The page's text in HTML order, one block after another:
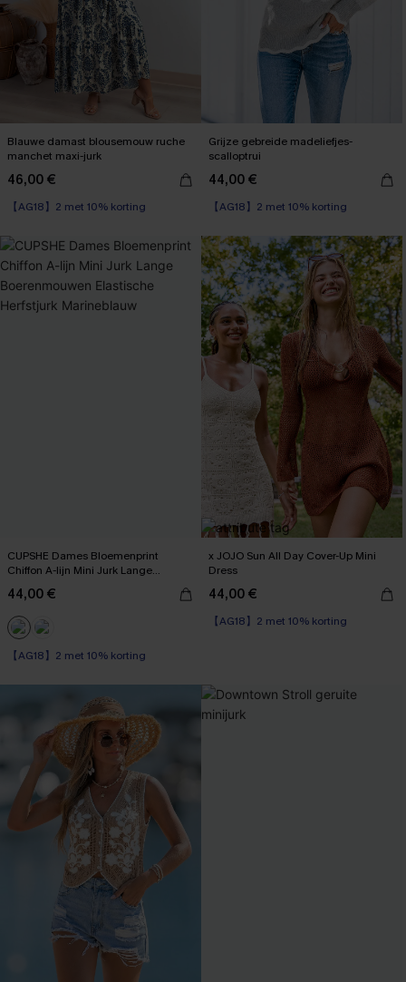
Blauwe damast blousemouw ruche
manchet maxi-jurk
46,00 €
【AG18】2 met 10% korting
High Waist
Grijze gebreide madeliefjes-
scalloptrui
44,00 €
【AG18】2 met 10% korting
CUPSHE Dames Bloemenprint
Chiffon A-lijn Mini Jurk Lange
Boerenmouwen Elastische Herfstjurk
Marineblauw
44,00 €
【AG18】2 met 10% korting
High Waist
x JOJO Sun All Day Cover-Up Mini
Dress
44,00 €
【AG18】2 met 10% korting